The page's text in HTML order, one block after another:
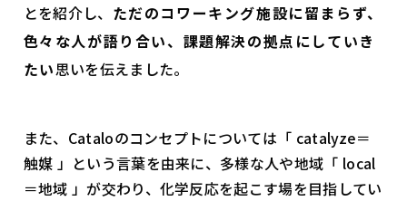
とを紹介し、 ただのコワーキング施設に留まらず、
色々な人が語り合い、課題解決の拠点にしていき
たい思いを伝えました。
また、Cataloのコンセプトについては「 catalyze＝
触媒 」という言葉を由来に、多様な人や地域「 local
＝地域 」が交わり、化学反応を起こす場を目指してい